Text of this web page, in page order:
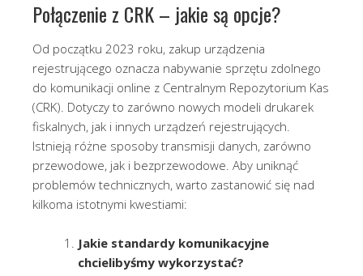
Połączenie z CRK – jakie są opcje?
Od początku 2023 roku, zakup urządzenia
rejestrującego oznacza nabywanie sprzętu zdolnego
do komunikacji online z Centralnym Repozytorium Kas
(CRK). Dotyczy to zarówno nowych modeli drukarek
fiskalnych, jak i innych urządzeń rejestrujących.
Istnieją różne sposoby transmisji danych, zarówno
przewodowe, jak i bezprzewodowe. Aby uniknąć
problemów technicznych, warto zastanowić się nad
kilkoma istotnymi kwestiami:
Jakie standardy komunikacyjne
chcielibyśmy wykorzystać?